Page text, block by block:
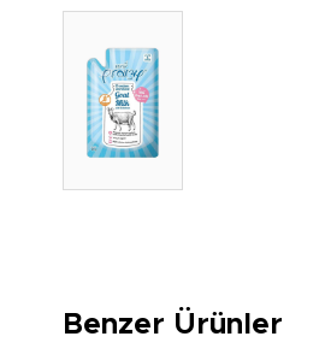
Benzer Ürünler